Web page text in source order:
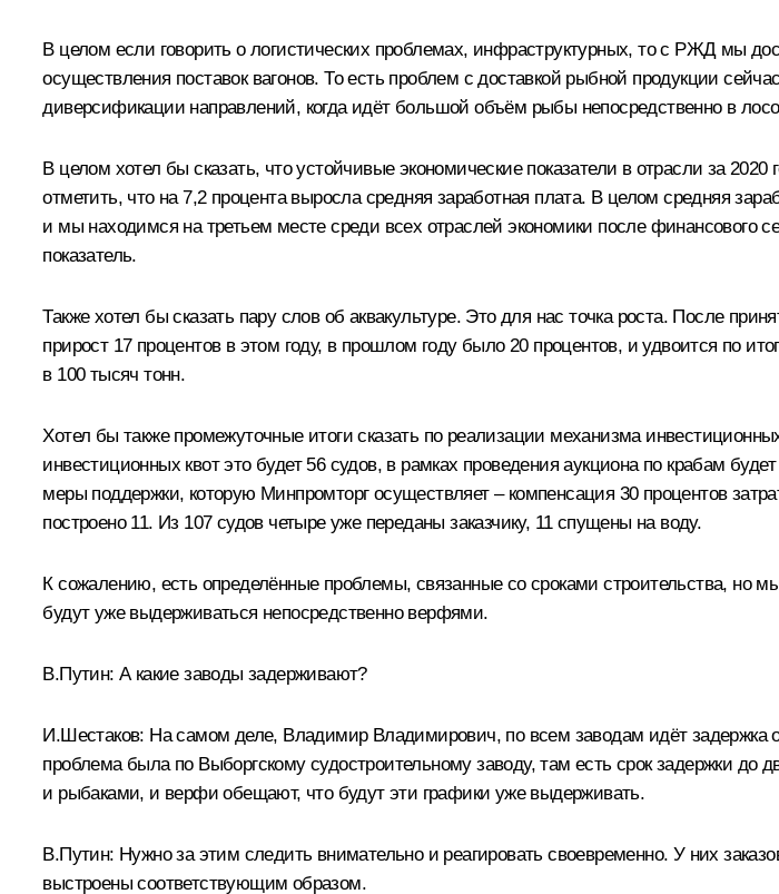
В целом если говорить о логистических проблемах, инфраструктурных, то с РЖД мы
осуществления поставок вагонов. То есть проблем с доставкой рыбной продукции
диверсификации направлений, когда идёт большой объём рыбы непосредственно в
В целом хотел бы сказать, что устойчивые экономические показатели в отрасли за
отметить, что на 7,2 процента выросла средняя заработная плата. В целом средняя
и мы находимся на третьем месте среди всех отраслей экономики после финансового
показатель.
Также хотел бы сказать пару слов об аквакультуре. Это для нас точка роста. После
прирост 17 процентов в этом году, в прошлом году было 20 процентов, и удвоится по
в 100 тысяч тонн.
Хотел бы также промежуточные итоги сказать по реализации механизма
инвестиционных квот это будет 56 судов, в рамках проведения аукциона по крабам
меры поддержки, которую Минпромторг осуществляет – компенсация 30 процентов
построено 11. Из 107 судов четыре уже переданы заказчику, 11 спущены на воду.
К сожалению, есть определённые проблемы, связанные со сроками строительства, но
будут уже выдерживаться непосредственно верфями.
В.Путин: А какие заводы задерживают?
И.Шестаков: На самом деле, Владимир Владимирович, по всем заводам идёт задержка
проблема была по Выборгскому судостроительному заводу, там есть срок задержки
и рыбаками, и верфи обещают, что будут эти графики уже выдерживать.
В.Путин: Нужно за этим следить внимательно и реагировать своевременно. У них
выстроены соответствующим образом.